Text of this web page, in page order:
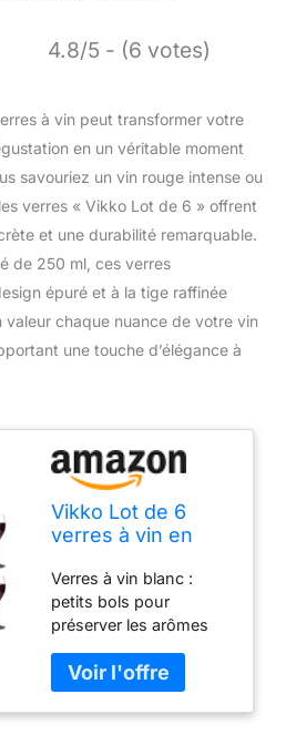
4.8/5 - (6 votes)
à vin peut transformer votre
en un véritable moment
savouriez un vin rouge intense ou
verres « Vikko Lot de 6 » offrent
et une durabilité remarquable.
de 250 ml, ces verres
épuré et à la tige raffinée
valeur chaque nuance de votre vin
une touche d’élégance à
Vikko Lot de 6
verres à vin en
petits verres à vin
pour vin rouge et
blanc avec tige,
verres
transparents pour
vin, verres à vin
épais et durables
Verres à vin blanc :
petits bols pour
préserver les arômes
maintenir la
température fraîche de
votre vin blanc préféré,